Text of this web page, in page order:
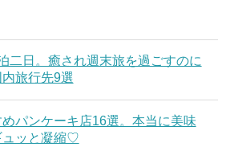
二日。癒され週末旅を過ごすのに
旅行先9選
パンケーキ店16選。本当に美味
ュッと凝縮♡